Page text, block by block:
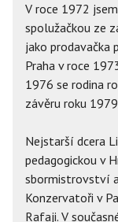
V roce 1972
spolužačkou ze
jako prodavačka
Praha v roce
1976 se rodina
závěru roku
Nejstarší dcera
pedagogickou v
sbormistrovství
Konzervatoři v
Rafaji. V